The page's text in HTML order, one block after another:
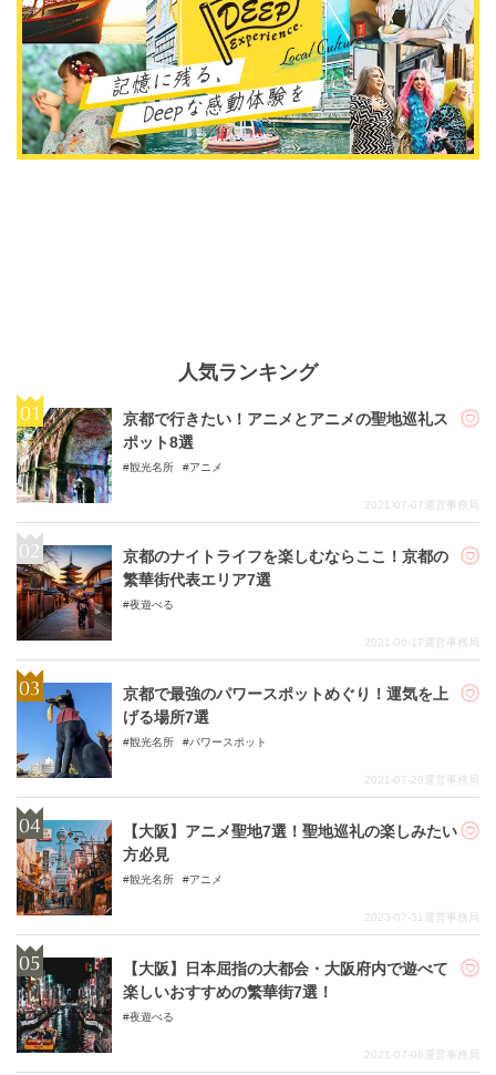
人気ランキング
京都で行きたい！アニメとアニメの聖地巡礼ス
ポット8選
観光名所 アニメ
2021-07-07運営事務局
京都のナイトライフを楽しむならここ！京都の
繁華街代表エリア7選
夜遊べる
2021-06-17運営事務局
京都で最強のパワースポットめぐり！運気を上
げる場所7選
観光名所 パワースポット
2021-07-20運営事務局
【大阪】アニメ聖地7選！聖地巡礼の楽しみたい
方必見
観光名所 アニメ
2023-07-31 運営事務局
【大阪】日本屈指の大都会・大阪府内で遊べて
楽しいおすすめの繁華街7選！
夜遊べる
2021-07-06運営事務局